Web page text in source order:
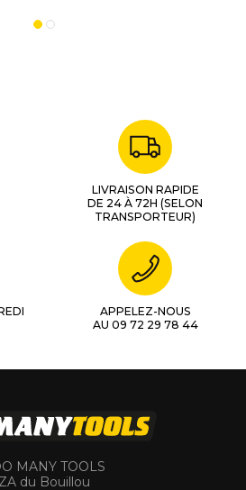
LIVRAISON RAPIDE
DE 24 À 72H (SELON
TRANSPORTEUR)
APPELEZ-NOUS
AU 09 72 29 78 44
MANY TOOLS
ZA du Bouillou